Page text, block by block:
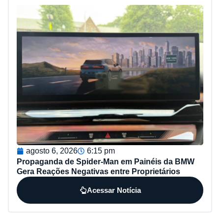
agosto 6, 2026
6:15 pm
Propaganda de Spider-Man em Painéis da BMW
Gera Reações Negativas entre Proprietários
Acessar Notícia